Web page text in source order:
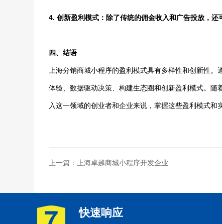
4. 创新盈利模式：除了传统的佣金收入和广告投放，还
四、结语
上海分销商城小程序的盈利模式具有多样性和创新性
体验、数据驱动决策、构建生态圈和创新盈利模式。
入这一领域的创业者和企业来说，掌握这些盈利模式和
上一篇：上海卓越商城小程序开发企业
快速响应